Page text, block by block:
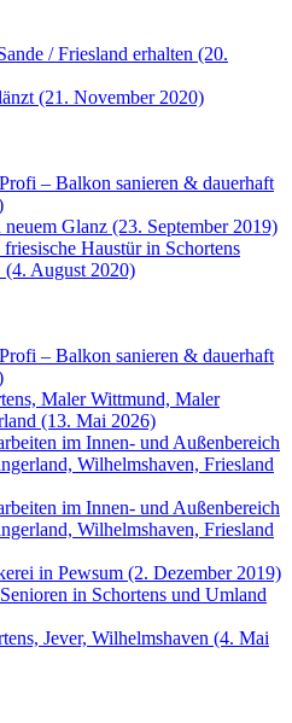
/ Friesland erhalten (20.
(21. November 2020)
– Balkon sanieren & dauerhaft
Glanz (23. September 2019)
Haustür in Schortens
(4. August 2020)
– Balkon sanieren & dauerhaft
Maler Wittmund, Maler
(13. Mai 2026)
im Innen- und Außenbereich
Wilhelmshaven, Friesland
im Innen- und Außenbereich
Wilhelmshaven, Friesland
in Pewsum (2. Dezember 2019)
in Schortens und Umland
Jever, Wilhelmshaven (4. Mai